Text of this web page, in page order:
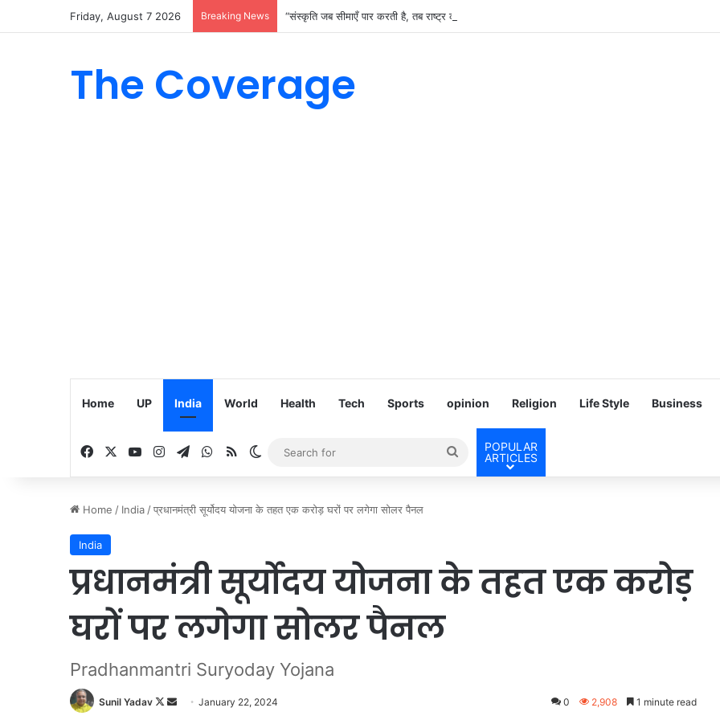
Friday, August 7 2026 Breaking News “संस्कृति जब सीमाएँ पार करती है, तब राष्ट्र का सम्मान बढ़ता है” : केंद्रीय मंत्री प्रो. एस.पी. सिंह बघेल
The Coverage
Home UP India World Health Tech Sports opinion Religion Life Style Business
Facebook YouTubeInstagramTelegramWhatsApp
RSS Switch skin
Search
for
POPULAR
ARTICLES
Home / India /प्रधानमंत्री सूर्योदय योजना के तहत एक करोड़ घरों पर लगेगा सोलर पैनल
India
प्रधानमंत्री सूर्योदय योजना के तहत एक करोड़
घरों पर लगेगा सोलर पैनल
Pradhanmantri Suryoday Yojana
Sunil Yadav
F
January 22, 2024 0 2,908 1 minute read